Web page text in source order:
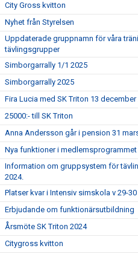
City Gross kvitton
Nyhet från Styrelsen
Uppdaterade gruppnamn för våra
tävlingsgrupper
Simborgarrally 1/1 2025
Simborgarrally 2025
Fira Lucia med SK Triton 13 december
25000:- till SK Triton
Anna Andersson går i pension 31
Nya funktioner i medlemsprogrammet
Information om gruppsystem för
2024.
Platser kvar i Intensiv simskola v 29-30
Erbjudande om funktionärsutbildning
Årsmöte SK Triton 2024
Citygross kvitton